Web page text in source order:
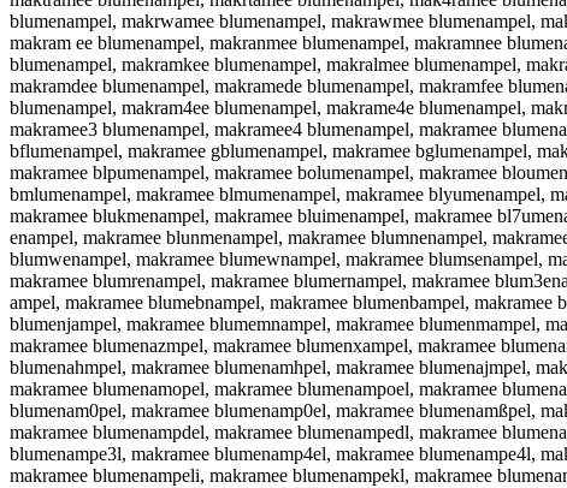
blumenampel, makrwamee blumenampel, makrawmee blumenampel,
makram ee blumenampel, makranmee blumenampel, makramnee
blumenampel, makramkee blumenampel, makralmee blumenampel,
makramdee blumenampel, makramede blumenampel, makramfee
blumenampel, makram4ee blumenampel, makrame4e blumenampel,
makramee3 blumenampel, makramee4 blumenampel, makramee
bflumenampel, makramee gblumenampel, makramee bglumenampel,
makramee blpumenampel, makramee bolumenampel, makramee
bmlumenampel, makramee blmumenampel, makramee blyumenampel,
makramee blukmenampel, makramee bluimenampel, makramee
enampel, makramee blunmenampel, makramee blumnenampel,
blumwenampel, makramee blumewnampel, makramee blumsenampel,
makramee blumrenampel, makramee blumernampel, makramee
ampel, makramee blumebnampel, makramee blumenbampel,
blumenjampel, makramee blumemnampel, makramee blumenmampel,
makramee blumenazmpel, makramee blumenxampel, makramee
blumenahmpel, makramee blumenamhpel, makramee blumenajmpel,
makramee blumenamopel, makramee blumenampoel, makramee
blumenam0pel, makramee blumenamp0el, makramee blumenamßpel,
makramee blumenampdel, makramee blumenampedl, makramee
blumenampe3l, makramee blumenamp4el, makramee blumenampe4l,
makramee blumenampeli, makramee blumenampekl, makramee